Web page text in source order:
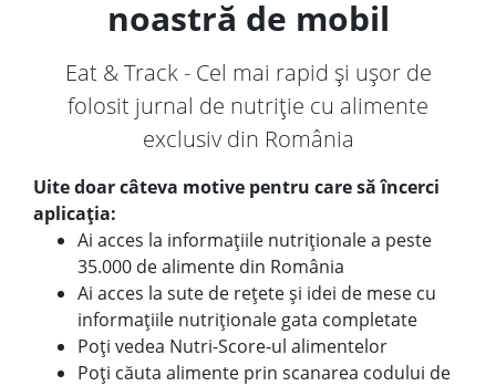
noastră de mobil
Eat & Track - Cel mai rapid și ușor de
folosit jurnal de nutriție cu alimente
exclusiv din România
Uite doar câteva motive pentru care să încerci
aplicația:
Ai acces la informațiile nutriționale a peste
35.000 de alimente din România
Ai acces la sute de rețete și idei de mese cu
informațiile nutriționale gata completate
Poți vedea Nutri-Score-ul alimentelor
Poți căuta alimente prin scanarea codului de